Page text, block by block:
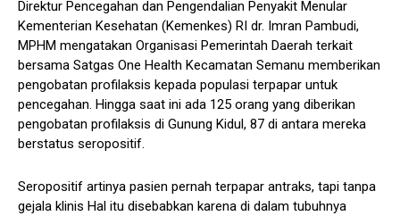
Direktur Pencegahan dan Pengendalian Penyakit Menular
Kementerian Kesehatan (Kemenkes) RI dr. Imran Pambudi,
MPHM mengatakan Organisasi Pemerintah Daerah terkait
bersama Satgas One Health Kecamatan Semanu memberikan
pengobatan profilaksis kepada populasi terpapar untuk
pencegahan. Hingga saat ini ada 125 orang yang diberikan
pengobatan profilaksis di Gunung Kidul, 87 di antara mereka
berstatus seropositif.
Seropositif artinya pasien pernah terpapar antraks, tapi tanpa
gejala klinis Hal itu disebabkan karena di dalam tubuhnya